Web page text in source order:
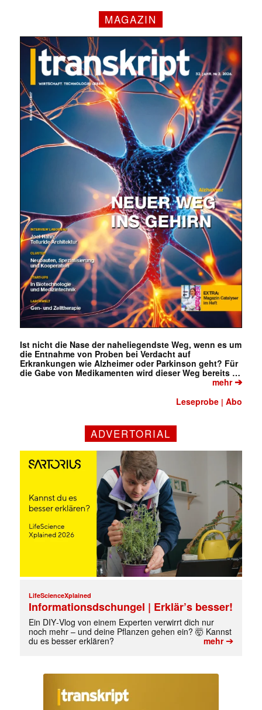
✕
MAGAZIN
Ist nicht die Nase der naheliegendste Weg, wenn es um
die Entnahme von Proben bei Verdacht auf
Erkrankungen wie Alzheimer oder Parkinson geht? Für
die Gabe von Medikamenten wird dieser Weg bereits …
mehr➔
Leseprobe |Abo
ADVERTORIAL
LifeScienceXplained
Informationsdschungel | Erklär’s besser!
Ein DIY‑Vlog von einem Experten verwirrt dich nur
noch mehr – und deine Pflanzen gehen ein? 🤯 Kannst
du es besser erklären?
mehr➔